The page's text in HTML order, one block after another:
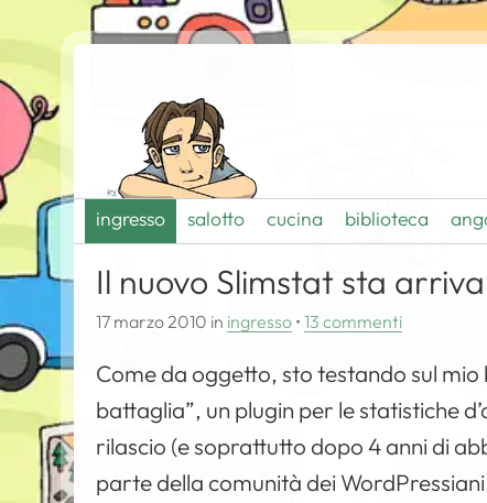
ingresso salotto cucina biblioteca
Il nuovo Slimstat sta
17 marzo 2010 in ingresso • 13 commenti
Come da oggetto, sto testando sul
battaglia”, un plugin per le statistiche
rilascio (e soprattutto dopo 4 anni di
parte della comunità dei